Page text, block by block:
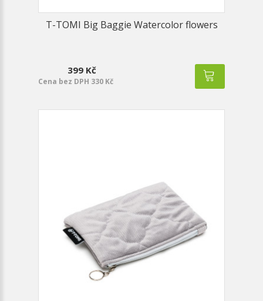
T-TOMI Big Baggie Watercolor flowers
399 Kč
Cena bez DPH 330 Kč